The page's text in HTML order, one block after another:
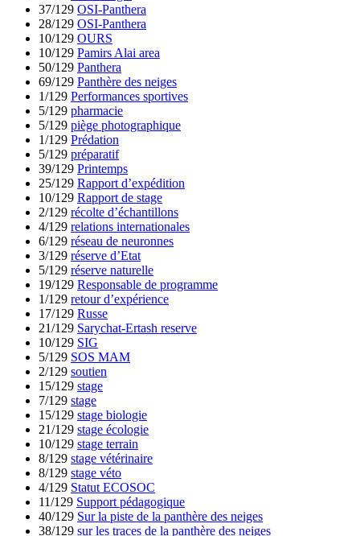
37/129 OSI-Panthera
28/129 OSI-Panthera
10/129 OURS
10/129 Pamirs Alai area
50/129 Panthera
69/129 Panthère des neiges
1/129 Performances sportives
5/129 pharmacie
5/129 piège photographique
1/129 Prédation
5/129 préparatif
39/129 Printemps
25/129 Rapport d’expédition
10/129 Rapport de stage
2/129 récolte d’échantillons
4/129 relations internationales
6/129 réseau de neuronnes
3/129 réserve d’Etat
5/129 réserve naturelle
19/129 Responsable de programme
1/129 retour d’expérience
17/129 Russe
21/129 Sarychat-Ertash reserve
10/129 SIG
5/129 SOS MAM
2/129 soutien
15/129 stage
7/129 stage
15/129 stage biologie
21/129 stage écologie
10/129 stage terrain
8/129 stage vétérinaire
8/129 stage véto
4/129 Statut ECOSOC
11/129 Support pédagogique
40/129 Sur la piste de la panthère des neiges
38/129 sur les traces de la panthère des neiges